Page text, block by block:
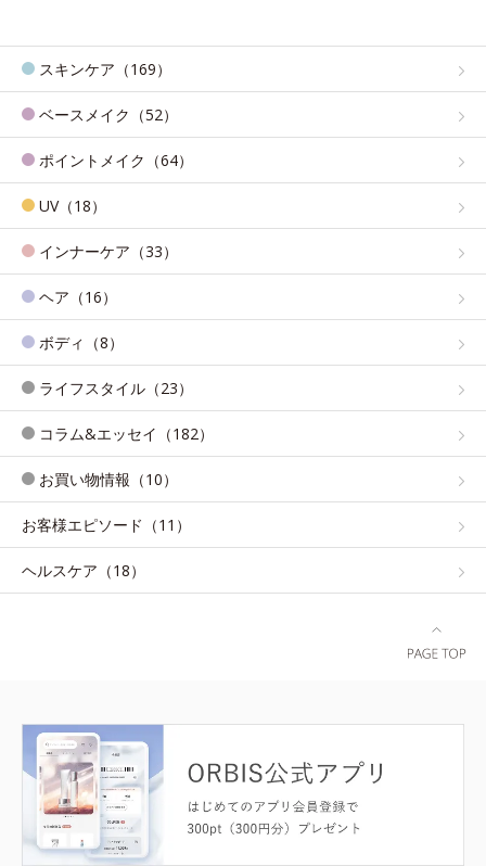
スキンケア（169）
ベースメイク（52）
ポイントメイク（64）
UV（18）
インナーケア（33）
ヘア（16）
ボディ（8）
ライフスタイル（23）
コラム&エッセイ（182）
お買い物情報（10）
お客様エピソード（11）
ヘルスケア（18）